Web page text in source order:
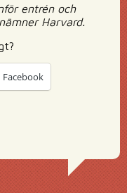
entrén och
Harvard.
Facebook